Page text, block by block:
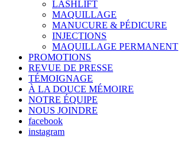
LASHLIFT
MAQUILLAGE
MANUCURE & PÉDICURE
INJECTIONS
MAQUILLAGE PERMANENT
PROMOTIONS
REVUE DE PRESSE
TÉMOIGNAGE
À LA DOUCE MÉMOIRE
NOTRE ÉQUIPE
NOUS JOINDRE
facebook
instagram